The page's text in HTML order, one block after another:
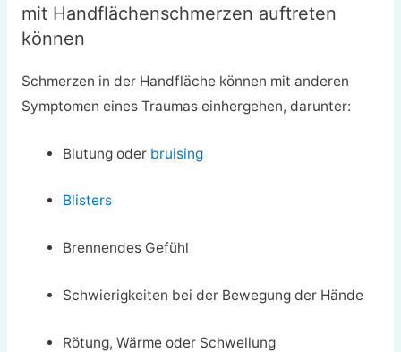
mit Handflächenschmerzen auftreten
können
Schmerzen in der Handfläche können mit anderen
Symptomen eines Traumas einhergehen, darunter:
Blutung oder bruising
Blisters
Brennendes Gefühl
Schwierigkeiten bei der Bewegung der Hände
Rötung, Wärme oder Schwellung